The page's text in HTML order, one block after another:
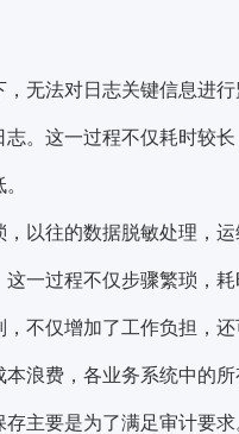
，无法对日志关键信息进
志。这一过程不仅耗时较
以往的数据脱敏处理，
一过程不仅步骤繁琐，耗
不仅增加了工作负担，
浪费， 各业务系统中的
存主要是为了满足审计要